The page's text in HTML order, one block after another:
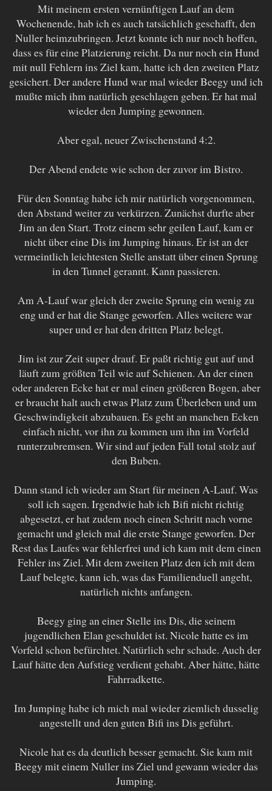
Mit meinem ersten vernünftigen Lauf an dem
Wochenende, hab ich es auch tatsächlich geschafft, den
Nuller heimzubringen. Jetzt konnte ich nur noch hoffen,
dass es für eine Platzierung reicht. Da nur noch ein Hund
mit null Fehlern ins Ziel kam, hatte ich den zweiten Platz
gesichert. Der andere Hund war mal wieder Beegy und ich
mußte mich ihm natürlich geschlagen geben. Er hat mal
wieder den Jumping gewonnen.
Aber egal, neuer Zwischenstand 4:2.
Der Abend endete wie schon der zuvor im Bistro.
Für den Sonntag habe ich mir natürlich vorgenommen,
den Abstand weiter zu verkürzen. Zunächst durfte aber
Jim an den Start. Trotz einem sehr geilen Lauf, kam er
nicht über eine Dis im Jumping hinaus. Er ist an der
vermeintlich leichtesten Stelle anstatt über einen Sprung
in den Tunnel gerannt. Kann passieren.
Am A-Lauf war gleich der zweite Sprung ein wenig zu
eng und er hat die Stange geworfen. Alles weitere war
super und er hat den dritten Platz belegt.
Jim ist zur Zeit super drauf. Er paßt richtig gut auf und
läuft zum größten Teil wie auf Schienen. An der einen
oder anderen Ecke hat er mal einen größeren Bogen, aber
er braucht halt auch etwas Platz zum Überleben und um
Geschwindigkeit abzubauen. Es geht an manchen Ecken
einfach nicht, vor ihn zu kommen um ihn im Vorfeld
runterzubremsen. Wir sind auf jeden Fall total stolz auf
den Buben.
Dann stand ich wieder am Start für meinen A-Lauf. Was
soll ich sagen. Irgendwie hab ich Bifi nicht richtig
abgesetzt, er hat zudem noch einen Schritt nach vorne
gemacht und gleich mal die erste Stange geworfen. Der
Rest das Laufes war fehlerfrei und ich kam mit dem einen
Fehler ins Ziel. Mit dem zweiten Platz den ich mit dem
Lauf belegte, kann ich, was das Familienduell angeht,
natürlich nichts anfangen.
Beegy ging an einer Stelle ins Dis, die seinem
jugendlichen Elan geschuldet ist. Nicole hatte es im
Vorfeld schon befürchtet. Natürlich sehr schade. Auch der
Lauf hätte den Aufstieg verdient gehabt. Aber hätte, hätte
Fahrradkette.
Im Jumping habe ich mich mal wieder ziemlich dusselig
angestellt und den guten Bifi ins Dis geführt.
Nicole hat es da deutlich besser gemacht. Sie kam mit
Beegy mit einem Nuller ins Ziel und gewann wieder das
Jumping.